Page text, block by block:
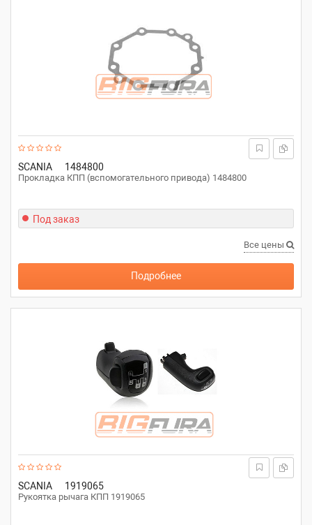
SCANIA 1484800
Прокладка КПП (вспомогательного привода) 1484800
Под заказ
Все цены
Подробнее
SCANIA 1919065
Рукоятка рычага КПП 1919065